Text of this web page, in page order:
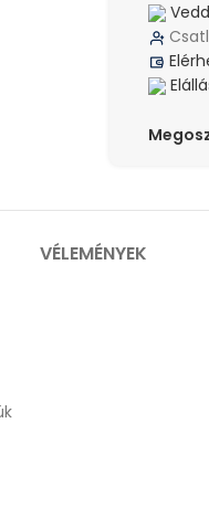
VÉLEMÉNYEK